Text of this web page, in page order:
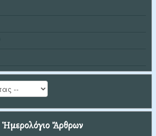
Ἡμερολόγιο Ἄρθρων